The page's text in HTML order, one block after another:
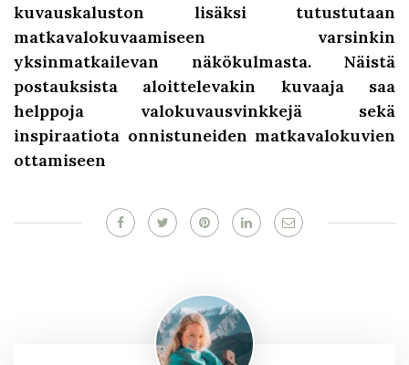
kuvauskaluston lisäksi tutustutaan
matkavalokuvaamiseen varsinkin
yksinmatkailevan näkökulmasta. Näistä
postauksista aloittelevakin kuvaaja saa
helppoja valokuvausvinkkejä sekä
inspiraatiota onnistuneiden matkavalokuvien
ottamiseen